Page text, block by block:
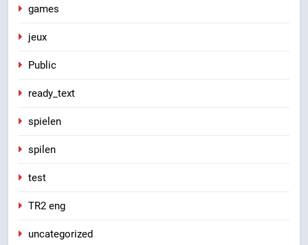
games
jeux
Public
ready_text
spielen
spilen
test
TR2 eng
uncategorized